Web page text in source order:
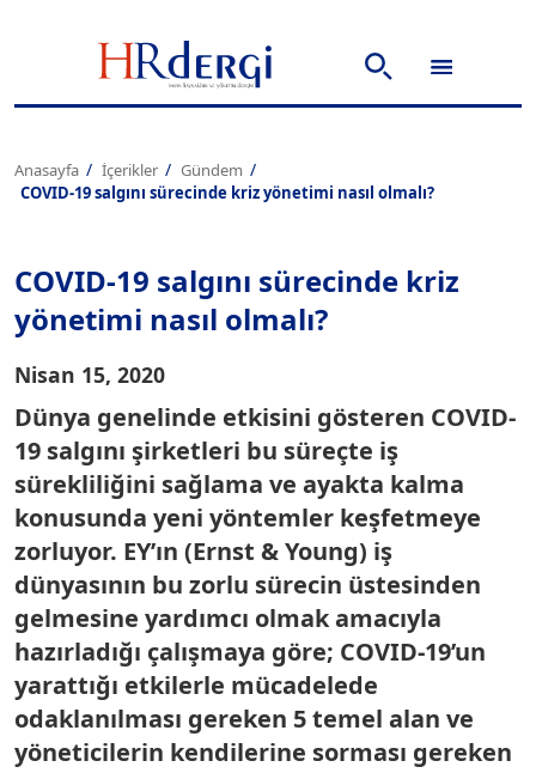
Anasayfa İçerikler
Gündem
COVID-19 salgını sürecinde kriz yönetimi nasıl olmalı?
COVID-19 salgını sürecinde kriz
yönetimi nasıl olmalı?
Nisan 15, 2020
Dünya genelinde etkisini gösteren COVID-
19 salgını şirketleri bu süreçte iş
sürekliliğini sağlama ve ayakta kalma
konusunda yeni yöntemler keşfetmeye
zorluyor. EY’ın (Ernst & Young) iş
dünyasının bu zorlu sürecin üstesinden
gelmesine yardımcı olmak amacıyla
hazırladığı çalışmaya göre; COVID-19’un
yarattığı etkilerle mücadelede
odaklanılması gereken 5 temel alan ve
yöneticilerin kendilerine sorması gereken